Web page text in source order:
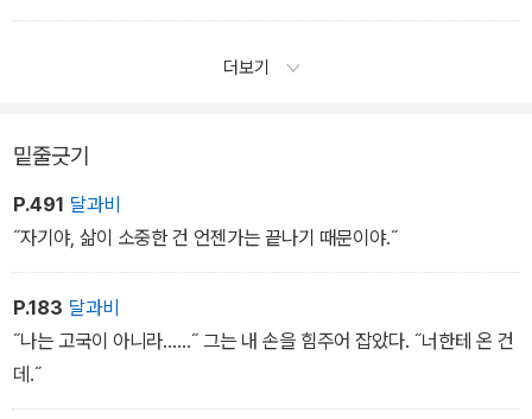
“돌아오지 않겠습니다.”
크리고 있는 ‘무엇’이 무엇인지.
삶에 의미를 부여하는 요소라는 점에서. 어떠한 운명의 설계로도 변
더보기
밑줄긋기
P.491 달과비
˝자기야, 삶이 소중한 건 언젠가는 끝나기 때문이야.˝
P.183 달과비
˝나는 고국이 아니라......˝ 그는 내 손을 힘주어 잡았다. ˝너한테 온 건
데.˝